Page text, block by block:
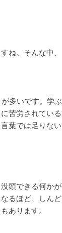
ね。そんな中
多いです。学
苦労されてい
葉では足りない
頭できる何か
るほど、しん
あります。